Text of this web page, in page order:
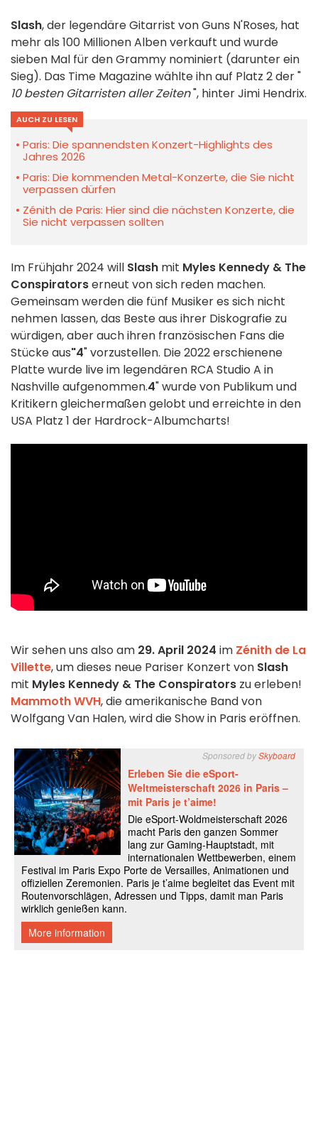
Slash, der legendäre Gitarrist von Guns N'Roses, hat
mehr als 100 Millionen Alben verkauft und wurde
sieben Mal für den Grammy nominiert (darunter ein
Sieg). Das Time Magazine wählte ihn auf Platz 2 der "
10 besten Gitarristen aller Zeiten", hinter Jimi Hendrix.
AUCH ZU LESEN
Paris: Die spannendsten Konzert-Highlights des
Jahres 2026
Paris: Die kommenden Metal-Konzerte, die Sie nicht
verpassen dürfen
Zénith de Paris: Hier sind die nächsten Konzerte, die
Sie nicht verpassen sollten
Im Frühjahr 2024 will Slash mit Myles Kennedy & The
Conspiratorserneut von sich reden machen.
Gemeinsam werden die fünf Musiker es sich nicht
nehmen lassen, das Beste aus ihrer Diskografie zu
würdigen, aber auch ihren französischen Fans die
Stücke aus"4" vorzustellen. Die 2022 erschienene
Platte wurde live im legendären RCA Studio A in
Nashville aufgenommen.4" wurde von Publikum und
Kritikern gleichermaßen gelobt und erreichte in den
USA Platz 1 der Hardrock-Albumcharts!
Wir sehen uns also am 29. April 2024 im Zénith de La
Villette, um dieses neue Pariser Konzert von Slash
mit Myles Kennedy & The Conspirators zu erleben!
Mammoth WVH, die amerikanische Band von
Wolfgang Van Halen, wird die Show in Paris eröffnen.